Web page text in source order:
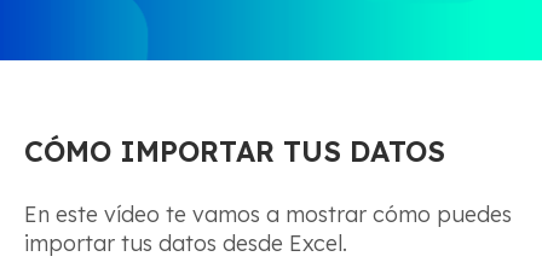
CÓMO IMPORTAR TUS DATOS
En este vídeo te vamos a mostrar cómo puedes
importar tus datos desde Excel.